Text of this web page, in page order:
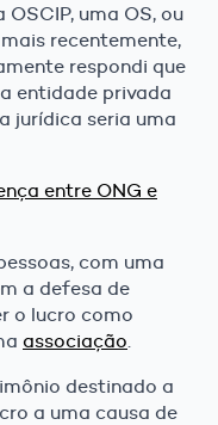
uma OS, ou
recentemente,
respondi que
entidade privada
jurídica seria uma
entre ONG e
com uma
a defesa de
o lucro como
associação.
destinado a
a uma causa de